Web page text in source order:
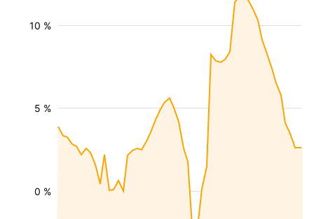
0 %
5 %
10 %